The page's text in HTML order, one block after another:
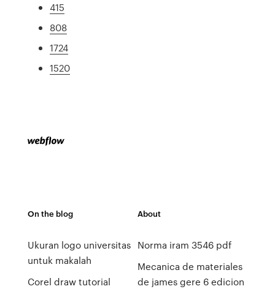
415
808
1724
1520
On the blog
Ukuran logo universitas
untuk makalah
Corel draw tutorial
About
Norma iram 3546 pdf
Mecanica de materiales
de james gere 6 edicion